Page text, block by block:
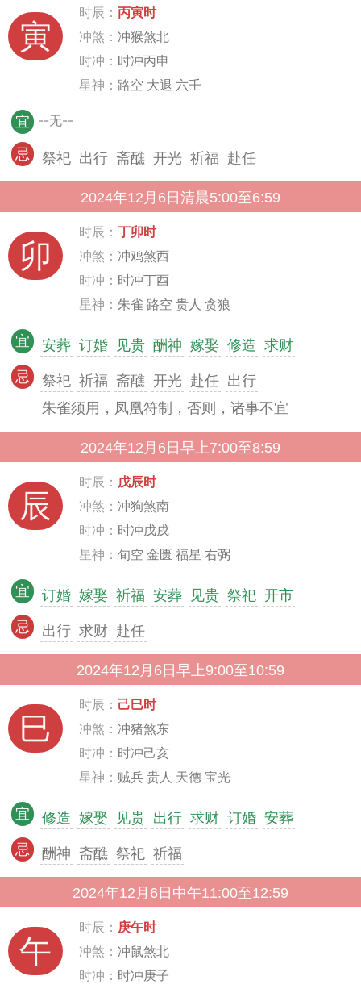
寅
时辰： 丙寅时
冲煞： 冲猴煞北
时冲： 时冲丙申
星神： 路空 大退 六壬
宜 --无--
忌 祭祀 出行 斋醮 开光 祈福 赴任
2024年12月6日清晨5:00至6:59
卯
时辰： 丁卯时
冲煞： 冲鸡煞西
时冲： 时冲丁酉
星神： 朱雀 路空 贵人 贪狼
宜 安葬 订婚 见贵 酬神 嫁娶 修造 求财
忌 祭祀 祈福 斋醮 开光 赴任 出行
朱雀须用，凤凰符制，否则，诸事不宜
2024年12月6日早上7:00至8:59
辰
时辰： 戊辰时
冲煞： 冲狗煞南
时冲： 时冲戊戌
星神： 旬空 金匮 福星 右弼
宜 订婚 嫁娶 祈福 安葬 见贵 祭祀 开市
忌 出行 求财 赴任
2024年12月6日早上9:00至10:59
巳
时辰： 己巳时
冲煞： 冲猪煞东
时冲： 时冲己亥
星神： 贼兵 贵人 天德 宝光
宜 修造 嫁娶 见贵 出行 求财 订婚 安葬
忌 酬神 斋醮 祭祀 祈福
2024年12月6日中午11:00至12:59
午
时辰： 庚午时
冲煞： 冲鼠煞北
时冲： 时冲庚子